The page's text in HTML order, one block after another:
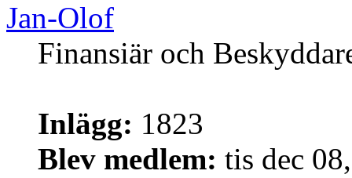
Jan-Olof
Finansiär och
Inlägg: 1823
Blev medlem: tis dec